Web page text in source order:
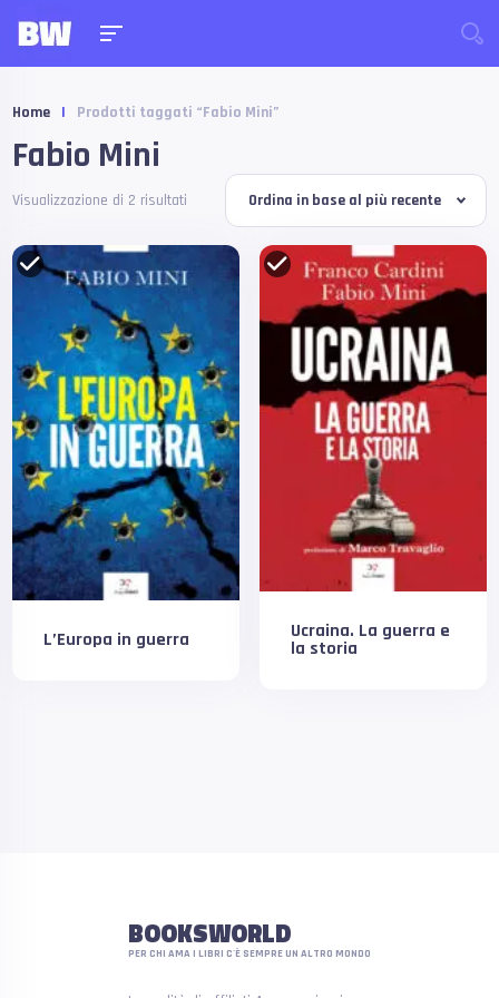
Home | Prodotti taggati “Fabio Mini”
Fabio Mini
Visualizzazione di 2 risultati
L’Europa in guerra Ucraina. La guerra e
la storia
BOOKSWORLD
PER CHI AMA I LIBRI C'È SEMPRE UN ALTRO MONDO